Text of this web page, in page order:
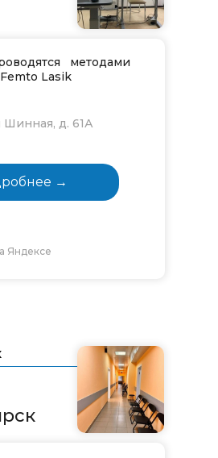
методами
Lasik
→
Шинная, д. 61А
Яндексе